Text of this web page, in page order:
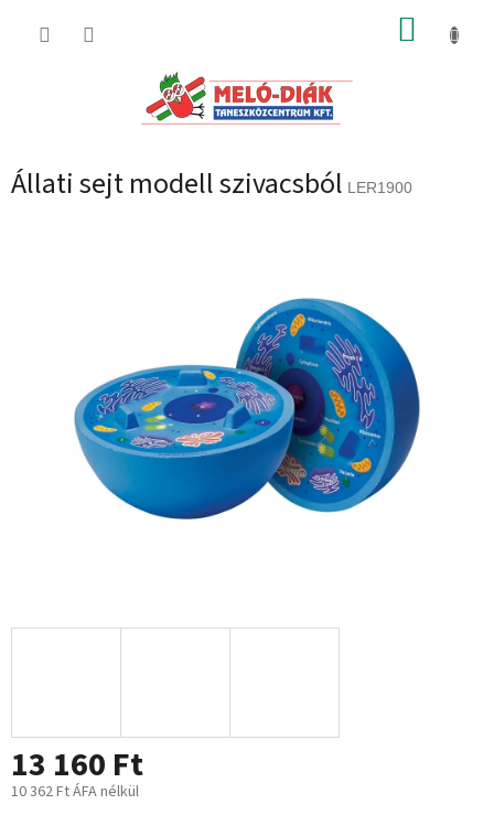
KOSÁR
Állati sejt modell szivacsból LER1900
13 160 Ft
10 362 Ft ÁFA nélkül